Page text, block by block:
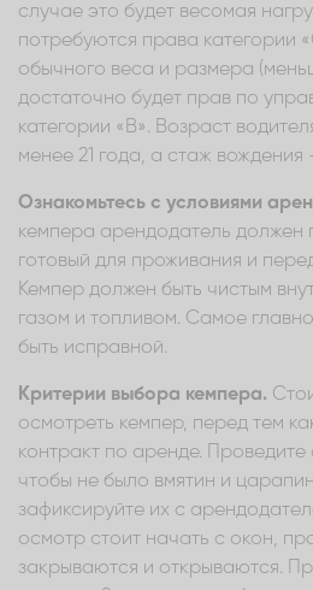
случае это будет весомая
потребуются права категории
обычного веса и размера
достаточно будет прав по
категории «В». Возраст
менее 21 года, а стаж вождения
Ознакомьтесь с условиями
кемпера арендодатель должен
готовый для проживания и
Кемпер должен быть чистым
газом и топливом. Самое
быть исправной.
Критерии выбора кемпера.
осмотреть кемпер, перед тем
контракт по аренде.
чтобы не было вмятин и
зафиксируйте их с
осмотр стоит начать с окон,
закрываются и открываются.